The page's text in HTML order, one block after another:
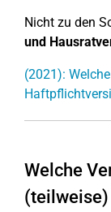
Nicht zu den
und
(2021):
Welche
(teilweise)